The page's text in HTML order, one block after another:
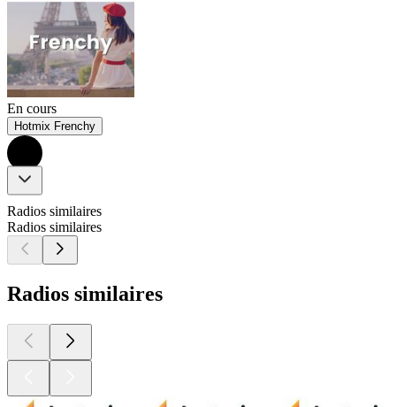
En cours
Hotmix Frenchy
Radios similaires
Radios similaires
Radios similaires